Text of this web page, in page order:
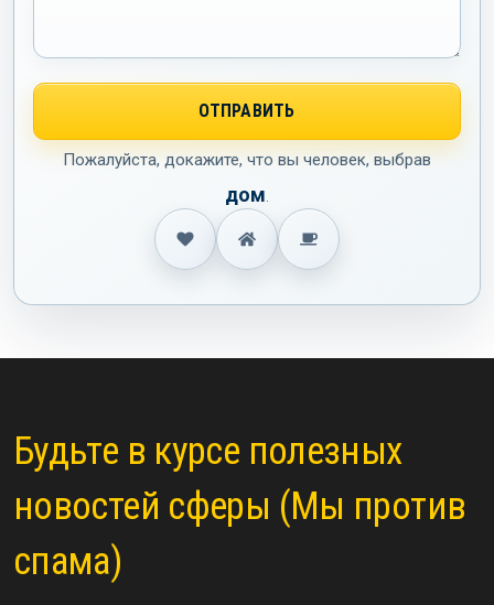
Пожалуйста, докажите, что вы человек, выбрав
дом.
Будьте в курсе полезных
новостей сферы (Мы против
спама)